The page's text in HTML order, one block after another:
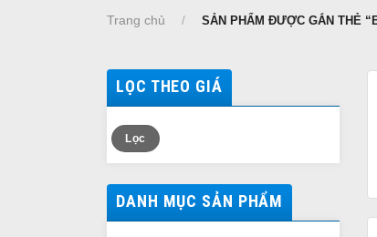
Trang chủ / SẢN PHẨM ĐƯỢC GẮN THẺ
LỌC THEO GIÁ
Giá
thấp
nhất
Giá
cao
nhất
Lọc
DANH MỤC SẢN PHẨM